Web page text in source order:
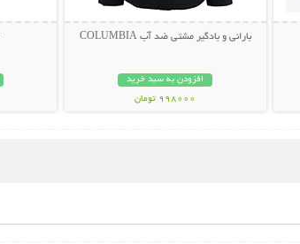
بارانی و بادگیر مشتی ضد آب COLUMBIA
افزودن به سبد خرید
998000 تومان